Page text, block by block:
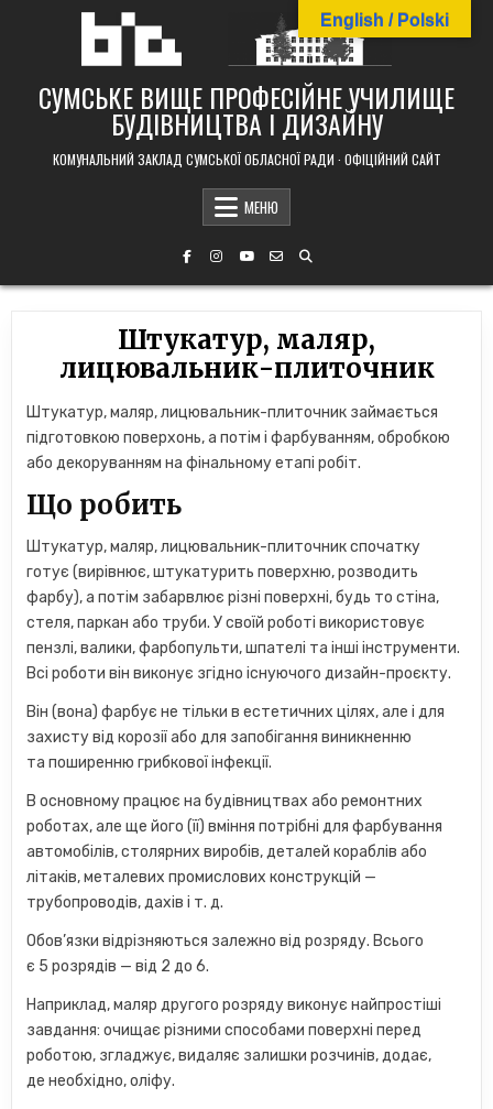
СУМСЬКЕ ВИЩЕ ПРОФЕСІЙНЕ УЧИЛИЩЕ
БУДІВНИЦТВА І ДИЗАЙНУ
КОМУНАЛЬНИЙ ЗАКЛАД СУМСЬКОЇ ОБЛАСНОЇ РАДИ · ОФІЦІЙНИЙ САЙТ
МЕНЮ
Штукатур, маляр,
лицювальник-плиточник
Штукатур, маляр, лицювальник-плиточник займається
підготовкою поверхонь, а потім і фарбуванням, обробкою
або декоруванням на фінальному етапі робіт.
Що робить
Штукатур, маляр, лицювальник-плиточник спочатку
готує (вирівнює, штукатурить поверхню, розводить
фарбу), а потім забарвлює різні поверхні, будь то стіна,
стеля, паркан або труби. У своїй роботі використовує
пензлі, валики, фарбопульти, шпателі та інші інструменти.
Всі роботи він виконує згідно існуючого дизайн-проєкту.
Він (вона) фарбує не тільки в естетичних цілях, але і для
захисту від корозії або для запобігання виникненню
та поширенню грибкової інфекції.
В основному працює на будівництвах або ремонтних
роботах, але ще його (її) вміння потрібні для фарбування
автомобілів, столярних виробів, деталей кораблів або
літаків, металевих промислових конструкцій —
трубопроводів, дахів і т. д.
Обов’язки відрізняються залежно від розряду. Всього
є 5 розрядів — від 2 до 6.
Наприклад, маляр другого розряду виконує найпростіші
завдання: очищає різними способами поверхні перед
роботою, згладжує, видаляє залишки розчинів, додає,
де необхідно, оліфу.
English / Polski